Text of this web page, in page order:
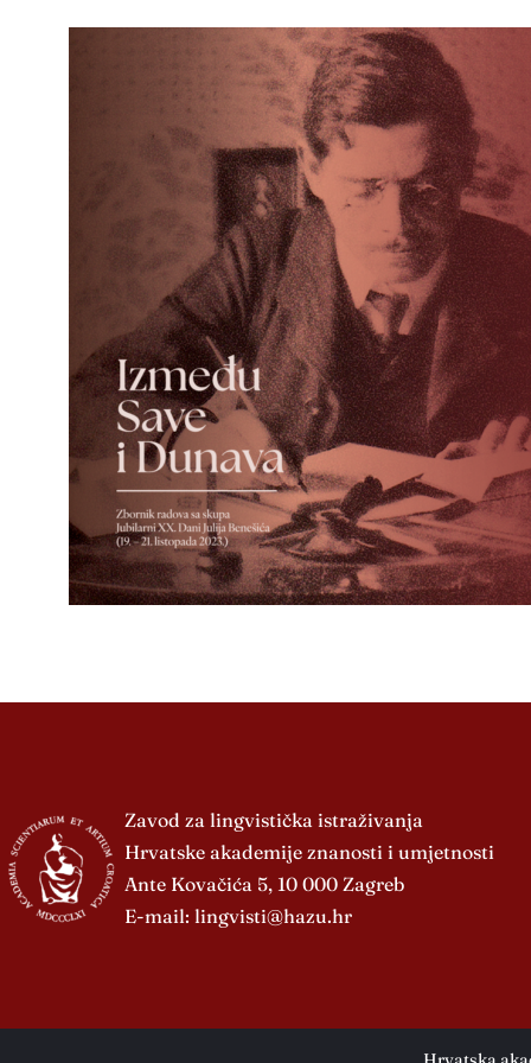
Zavod za lingvistička istraživanja
Hrvatske akademije znanosti i umjetnosti
Ante Kovačića 5, 10 000 Zagreb
E-mail: lingvisti@hazu.hr